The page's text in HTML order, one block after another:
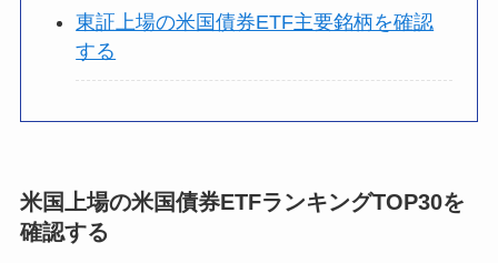
東証上場の米国債券ETF主要銘柄を確認
する
米国上場の米国債券ETFランキングTOP30を
確認する